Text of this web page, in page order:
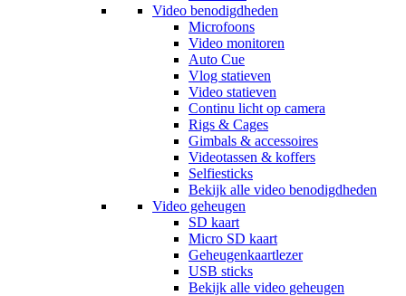
Video benodigdheden
Microfoons
Video monitoren
Auto Cue
Vlog statieven
Video statieven
Continu licht op camera
Rigs & Cages
Gimbals & accessoires
Videotassen & koffers
Selfiesticks
Bekijk alle video benodigdheden
Video geheugen
SD kaart
Micro SD kaart
Geheugenkaartlezer
USB sticks
Bekijk alle video geheugen